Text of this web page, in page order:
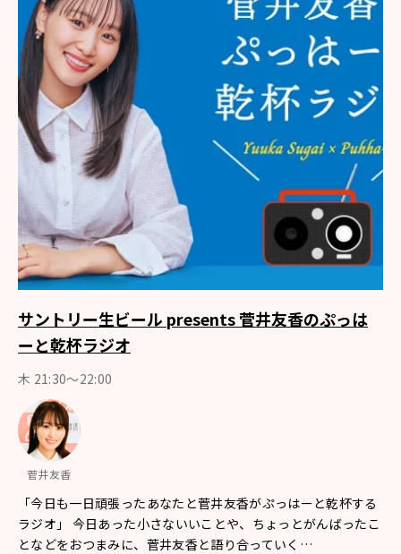
サントリー生ビール presents 菅井友香のぷっは
ーと乾杯ラジオ
木 21:30～22:00
菅井友香
「今日も一日頑張ったあなたと菅井友香がぷっはーと乾杯する
ラジオ」 今日あった小さないいことや、ちょっとがんばったこ
となどをおつまみに、菅井友香と語り合っていく…